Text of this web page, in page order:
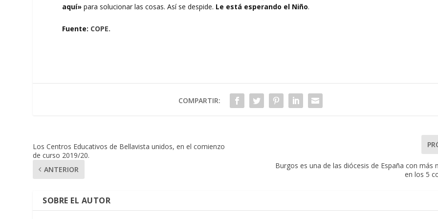
aquí» para solucionar las cosas. Así se despide. Le está esperando el Niño.
Fuente: COPE.
COMPARTIR:
Los Centros Educativos de Bellavista unidos, en el comienzo
de curso 2019/20.
ANTERIOR
Burgos es una de las diócesis de España con más
en los 5
SOBRE EL AUTOR